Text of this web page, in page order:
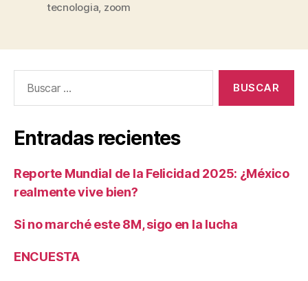
tecnologia, zoom
Entradas recientes
Reporte Mundial de la Felicidad 2025: ¿México
realmente vive bien?
Si no marché este 8M, sigo en la lucha
ENCUESTA